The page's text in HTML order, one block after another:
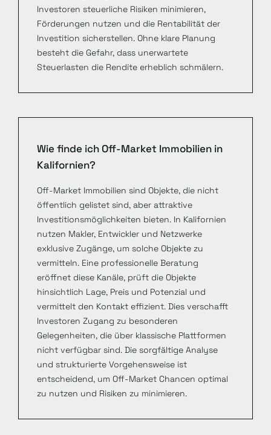
Investoren steuerliche Risiken minimieren,
Förderungen nutzen und die Rentabilität der
Investition sicherstellen. Ohne klare Planung
besteht die Gefahr, dass unerwartete
Steuerlasten die Rendite erheblich schmälern.
Wie finde ich Off-Market Immobilien in
Kalifornien?
Off-Market Immobilien sind Objekte, die nicht
öffentlich gelistet sind, aber attraktive
Investitionsmöglichkeiten bieten. In Kalifornien
nutzen Makler, Entwickler und Netzwerke
exklusive Zugänge, um solche Objekte zu
vermitteln. Eine professionelle Beratung
eröffnet diese Kanäle, prüft die Objekte
hinsichtlich Lage, Preis und Potenzial und
vermittelt den Kontakt effizient. Dies verschafft
Investoren Zugang zu besonderen
Gelegenheiten, die über klassische Plattformen
nicht verfügbar sind. Die sorgfältige Analyse
und strukturierte Vorgehensweise ist
entscheidend, um Off-Market Chancen optimal
zu nutzen und Risiken zu minimieren.